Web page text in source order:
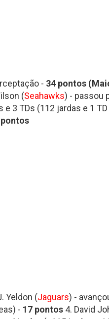
- 34 pontos
(Seahawks) - passou
e 3 TDs (112 jardas e 1
Yeldon (Jaguars) -
- 17 pontos 4. David